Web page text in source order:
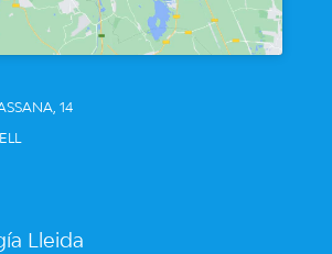
14
Lleida